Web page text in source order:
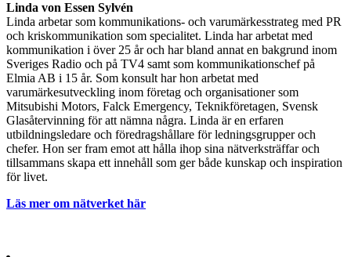
Linda von Essen Sylvén
Linda arbetar som kommunikations- och varumärkesstrateg med PR
och kriskommunikation som specialitet. Linda har arbetat med
kommunikation i över 25 år och har bland annat en bakgrund inom
Sveriges Radio och på TV4 samt som kommunikationschef på
Elmia AB i 15 år. Som konsult har hon arbetat med
varumärkesutveckling inom företag och organisationer som
Mitsubishi Motors, Falck Emergency, Teknikföretagen, Svensk
Glasåtervinning för att nämna några. Linda är en erfaren
utbildningsledare och föredragshållare för ledningsgrupper och
chefer. Hon ser fram emot att hålla ihop sina nätverksträffar och
tillsammans skapa ett innehåll som ger både kunskap och inspiration
för livet.
Läs mer om nätverket här